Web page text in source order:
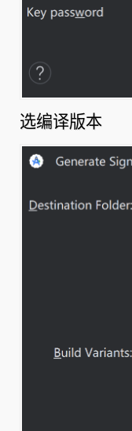
选编译版本